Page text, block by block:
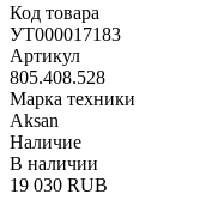
Код товара
УТ000017183
Артикул
805.408.528
Марка техники
Aksan
Наличие
В наличии
19 030 RUB